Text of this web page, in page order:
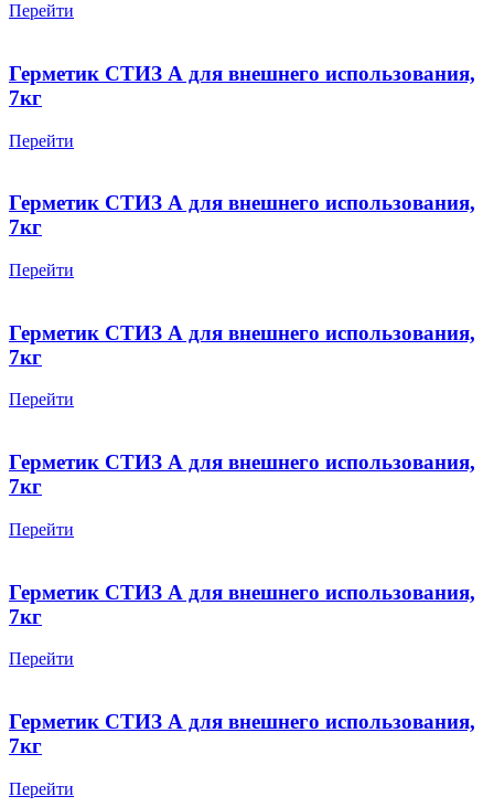
Перейти
Герметик СТИЗ А для внешнего использования,
7кг
Перейти
Герметик СТИЗ А для внешнего использования,
7кг
Перейти
Герметик СТИЗ А для внешнего использования,
7кг
Перейти
Герметик СТИЗ А для внешнего использования,
7кг
Перейти
Герметик СТИЗ А для внешнего использования,
7кг
Перейти
Герметик СТИЗ А для внешнего использования,
7кг
Перейти